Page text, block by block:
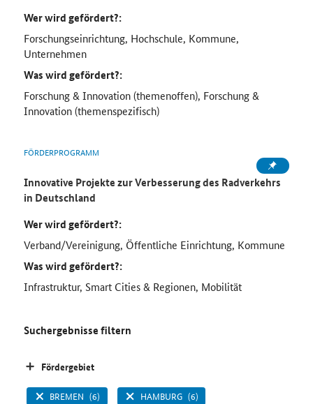
Wer wird gefördert?:
Forschungseinrichtung, Hochschule, Kommune,
Unternehmen
Was wird gefördert?:
Forschung & Innovation (themenoffen), Forschung &
Innovation (themenspezifisch)
FÖRDERPROGRAMM
Innovative Projekte zur Verbesserung des Radverkehrs
in Deutschland
Wer wird gefördert?:
Verband/Vereinigung, Öffentliche Einrichtung, Kommune
Was wird gefördert?:
Infrastruktur, Smart Cities & Regionen, Mobilität
Suchergebnisse filtern
Fördergebiet
BREMEN (6) HAMBURG (6)